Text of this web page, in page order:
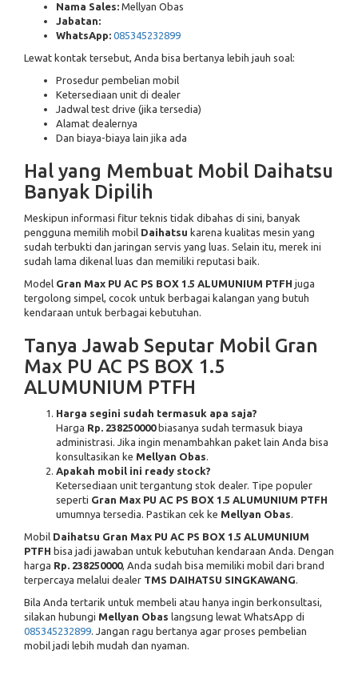
Nama Sales: Mellyan Obas
Jabatan:
WhatsApp: 085345232899
Lewat kontak tersebut, Anda bisa bertanya lebih jauh soal:
Prosedur pembelian mobil
Ketersediaan unit di dealer
Jadwal test drive (jika tersedia)
Alamat dealernya
Dan biaya-biaya lain jika ada
Hal yang Membuat Mobil Daihatsu
Banyak Dipilih
Meskipun informasi fitur teknis tidak dibahas di sini, banyak
pengguna memilih mobil Daihatsu karena kualitas mesin yang
sudah terbukti dan jaringan servis yang luas. Selain itu, merek ini
sudah lama dikenal luas dan memiliki reputasi baik.
Model Gran Max PU AC PS BOX 1.5 ALUMUNIUM PTFH juga
tergolong simpel, cocok untuk berbagai kalangan yang butuh
kendaraan untuk berbagai kebutuhan.
Tanya Jawab Seputar Mobil Gran
Max PU AC PS BOX 1.5
ALUMUNIUM PTFH
Harga segini sudah termasuk apa saja?
Harga Rp. 238250000biasanya sudah termasuk biaya
administrasi. Jika ingin menambahkan paket lain Anda bisa
konsultasikan ke Mellyan Obas.
Apakah mobil ini ready stock?
Ketersediaan unit tergantung stok dealer. Tipe populer
seperti Gran Max PU AC PS BOX 1.5 ALUMUNIUM PTFH
umumnya tersedia. Pastikan cek ke Mellyan Obas.
Mobil Daihatsu Gran Max PU AC PS BOX 1.5 ALUMUNIUM
PTFH bisa jadi jawaban untuk kebutuhan kendaraan Anda. Dengan
harga Rp. 238250000, Anda sudah bisa memiliki mobil dari brand
terpercaya melalui dealer TMS DAIHATSU SINGKAWANG.
Bila Anda tertarik untuk membeli atau hanya ingin berkonsultasi,
silakan hubungi Mellyan Obas langsung lewat WhatsApp di
085345232899. Jangan ragu bertanya agar proses pembelian
mobil jadi lebih mudah dan nyaman.